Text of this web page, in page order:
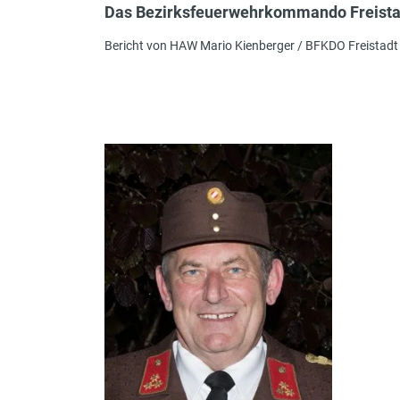
Das Bezirksfeuerwehrkommando
Bericht von HAW Mario Kienberger / BFKDO Freistadt